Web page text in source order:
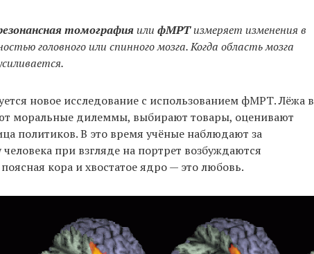
томографияили фМРТизмеряет изменения в
головного или спинного мозга. Когда область мозга
новое исследование с использованием фМРТ. Лёжа в
моральные дилеммы, выбирают товары, оценивают
политиков. В это время учёные наблюдают за
при взгляде на портрет возбуждаются
кора и хвостатое ядро — это любовь.